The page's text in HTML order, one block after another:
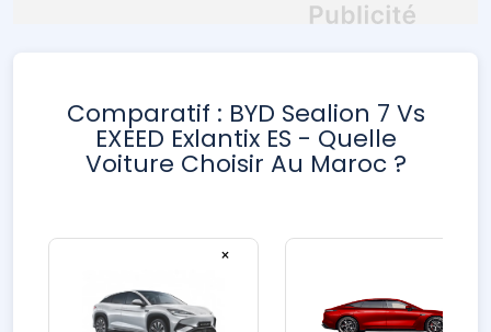
Comparatif : BYD Sealion 7 Vs
EXEED Exlantix ES - Quelle
Voiture Choisir Au Maroc ?
×